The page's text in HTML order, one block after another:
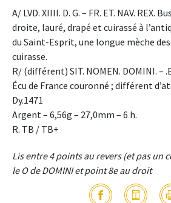
A/ LVD. XIIII. D. G. – FR. ET. NAV. REX.
droite, lauré, drapé et cuirassé à
du Saint-Esprit, une longue mèche
cuirasse.
R/ (différent) SIT. NOMEN. DOMINI. –
Écu de France couronné ; différent
Dy.1471
Argent – 6,56g – 27,0mm – 6 h.
R. TB / TB+
Lis entre 4 points au revers (et pas un
le O de DOMINI et point 8e au droit